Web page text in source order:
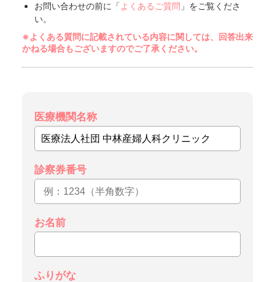
お問い合わせの前に「よくあるご質問 」をご覧くださ
い。
※よくある質問に記載されている内容に関しては、回答出来
かねる場合もございますのでご了承ください。
医療機関名称
診察券番号
お名前
ふりがな